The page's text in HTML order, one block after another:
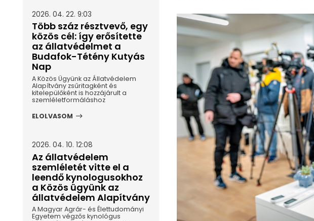
2026. 04. 22. 9:03
Több száz résztvevő, egy
közös cél: így erősítette
az állatvédelmet a
Budafok-Tétény Kutyás
Nap
A Közös Ügyünk az Állatvédelem
Alapítvány zsűritagként és
kitelepülőként is hozzájárult a
szemléletformáláshoz
ELOLVASOM
2026. 04. 10. 12:08
Az állatvédelem
szemléletét vitte el a
leendő kynologusokhoz
a Közös ügyünk az
állatvédelem Alapítvány
A Magyar Agrár- és Élettudományi
Egyetem végzős kynológus